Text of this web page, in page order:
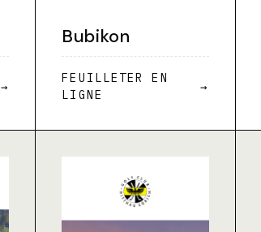
→
Bubikon
FEUILLETER EN
LIGNE
→